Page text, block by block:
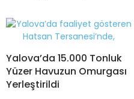
Yalova’da 15.000 Tonluk
Yüzer Havuzun Omurgası
Yerleştirildi